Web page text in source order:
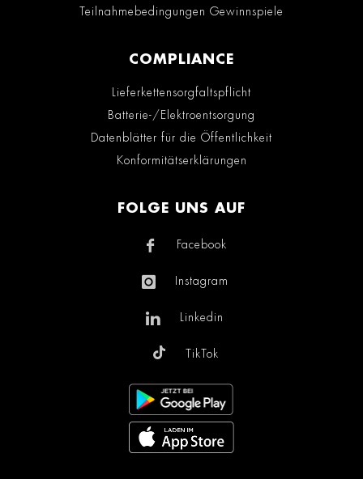
Teilnahmebedingungen Gewinnspiele
COMPLIANCE
Lieferkettensorgfaltspflicht
Batterie-/Elektroentsorgung
Datenblätter für die Öffentlichkeit
Konformitätserklärungen
FOLGE UNS AUF
Facebook
Instagram
Linkedin
TikTok